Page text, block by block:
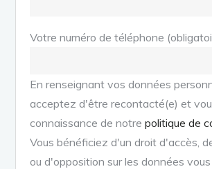
Votre numéro de téléphone
En renseignant vos données
acceptez d'être recontacté(e) et
connaissance de notrepolitique de
Vous bénéficiez d'un droit d'accès,
ou d'opposition sur les données